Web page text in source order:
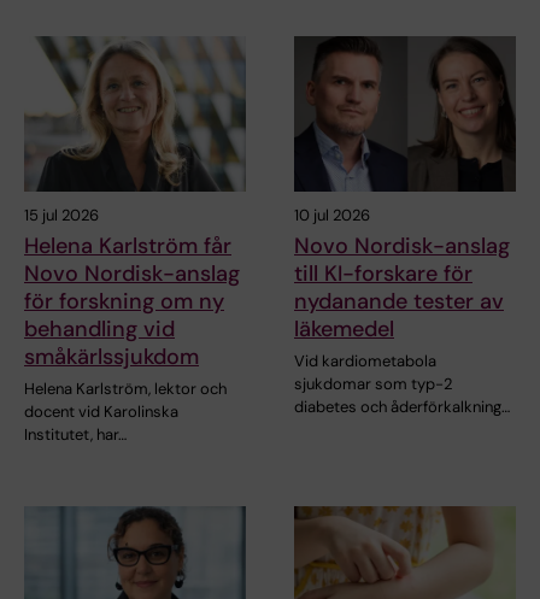
15 jul 2026
Helena Karlström får
Novo Nordisk-anslag
för forskning om ny
behandling vid
småkärlssjukdom
Helena Karlström, lektor och
docent vid Karolinska
Institutet, har…
10 jul 2026
Novo Nordisk-anslag
till KI-forskare för
nydanande tester av
läkemedel
Vid kardiometabola
sjukdomar som typ-2
diabetes och åderförkalkning…